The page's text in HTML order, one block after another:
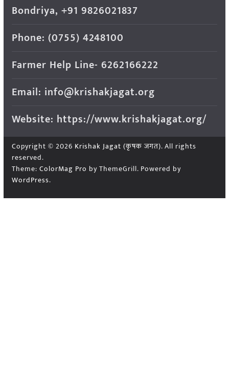
Bondriya, +91 9826021837
Phone: (0755) 4248100
Farmer Help Line- 6262166222
Email: info@krishakjagat.org
Website: https://www.krishakjagat.org/
Copyright © 2026 Krishak Jagat (कृषक जगत). All rights
reserved.
Theme: ColorMag Pro by ThemeGrill. Powered by
WordPress.